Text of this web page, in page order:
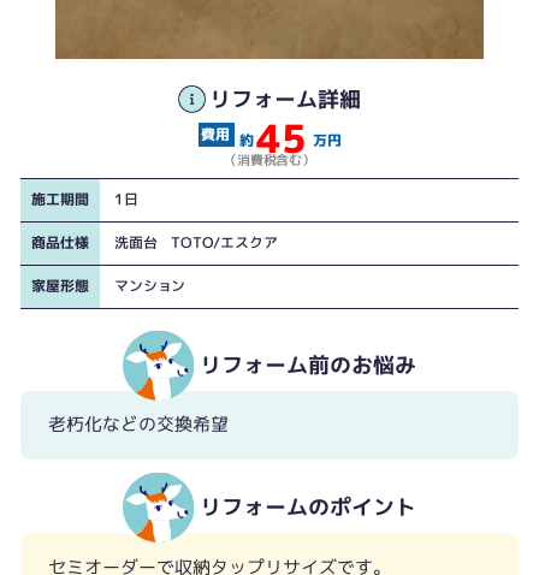
リフォーム詳細
約45 万円
（消費税含む）
施工期間 1日
商品仕様 洗面台 TOTO/エスクア
家屋形態 マンション
リフォーム前のお悩み
老朽化などの交換希望
リフォームのポイント
セミオーダーで収納タップリサイズです。